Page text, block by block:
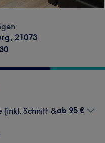
, 21073
[inkl. Schnitt &ab 95 €